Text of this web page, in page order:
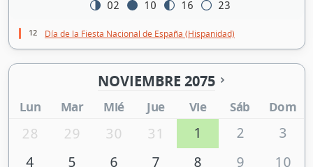
02 10 16 23
12 Día de la Fiesta Nacional de España (Hispanidad)
NOVIEMBRE 2075
Lun Mar Mié Jue Vie Sáb Dom
28 29 30 31 1 2
3
4
5 6 7 8 9
10